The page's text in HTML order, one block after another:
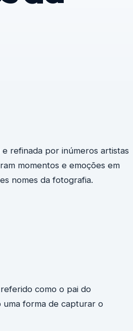
refinada por inúmeros artistas
momentos e emoções em
nomes da fotografia.
como o pai do
uma forma de capturar o